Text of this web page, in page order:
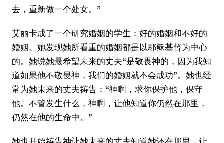
去，重新做一个处女。”
艾丽卡成了一个研究婚姻的学生：好的婚姻和不好的
婚姻。她发现她所看重的婚姻都是以耶稣基督为中心
的。她说她最希望未来的丈夫“是敬畏神的，因为我知
道如果他不敬畏神，我们的婚姻就不会成功”。她也经
常为她未来的丈夫祷告：“神啊，求你保护他，保守
他。不管发生什么，神啊，让他知道你仍然在那里，
仍然在他的生命中。”